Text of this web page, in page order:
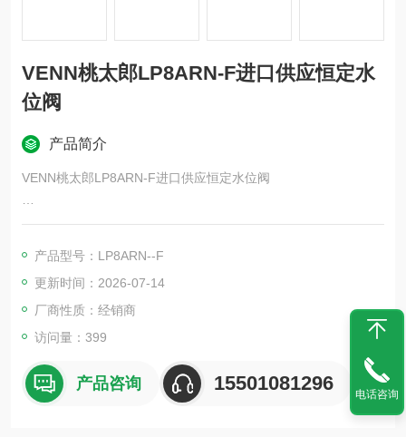
VENN桃太郎LP8ARN-F进口供应恒定水
位阀
产品简介
VENN桃太郎LP8ARN-F进口供应恒定水位阀
它是一个角形恒定水位阀，主体由铜制成，可防止产生红水。
产品型号：LP8ARN--F
更新时间：2026-07-14
厂商性质：经销商
访问量：399
产品咨询 15501081296 电话咨询